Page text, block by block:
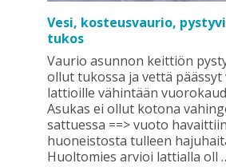
Vesi, kosteusvaurio,
tukos
Vaurio asunnon keittiön
ollut tukossa ja vettä päässyt
lattioille vähintään
Asukas ei ollut kotona
sattuessa ==> vuoto havaittiin
huoneistosta tulleen
Huoltomies arvioi lattialla oll